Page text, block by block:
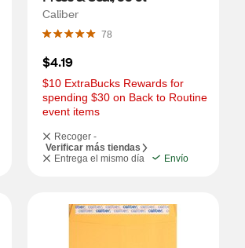
Caliber
78
$4.19
$10 ExtraBucks Rewards for
spending $30 on Back to Routine
event items
Recoger -
Verificar más tiendas
Entrega el mismo día
Envío